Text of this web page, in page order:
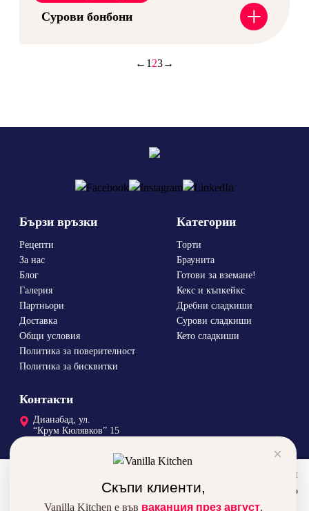
Сурови бонбони +
← 1 23→
Бързи връзки
Рецепти
За нас
Блог
Галерия
Партньори
Доставка
Общи условия
Политика за поверителност
Политика за бисквитки
Категории
Торти
Браунита
Готови за вземане!
Кекс и къпкейкс
Дребни сладкиши
Сурови сладкиши
Кето сладкиши
Контакти
Дианабад, ул.
“Крум Кюлявков” 15
×
Скъпи клиенти,
Vanilla Kitchen е във ваканция през август.
За да подобрим вашето преживяване, използваме бисквитки
и ресурси от трети сайтове. Използвайки сайта автоматично
се съгласявате с това.